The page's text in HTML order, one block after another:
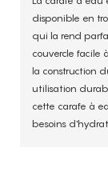
disponible en
qui la rend
couvercle facile
la construction
utilisation
cette carafe à
besoins